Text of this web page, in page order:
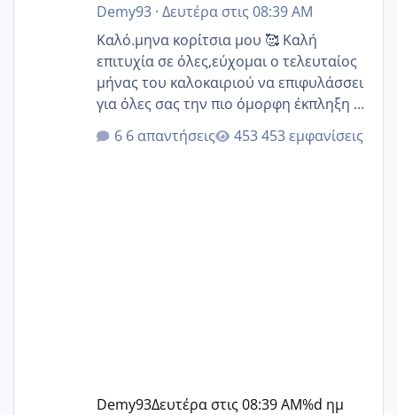
Demy93· Δευτέρα στις 08:39 AM
Καλό.μηνα κορίτσια μου 🥰 Καλή
επιτυχία σε όλες,εύχομαι ο τελευταίος
μήνας του καλοκαιριού να επιφυλάσσει
για όλες σας την πιο όμορφη έκπληξη 🧿
@Elk @Melikara86 @Παρασκευαιδου
@Zenia z @melitiniღ @Christi.D.
6 απαντήσεις 453 εμφανίσεις
Demy93Δευτέρα στις 08:39 AM%d ημ